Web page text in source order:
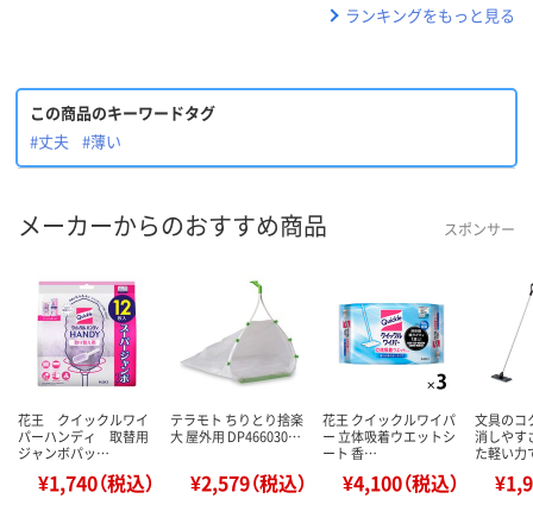
ランキングをもっと見る
この商品のキーワードタグ
#丈夫
#薄い
メーカーからのおすすめ商品 スポンサー
花王 クイックルワイ
パーハンディ 取替用
ジャンボパッ…
¥1,740（税込）
テラモト ちりとり捨楽
大 屋外用 DP466030…
¥2,579（税込）
花王 クイックルワイパ
ー 立体吸着ウエットシ
ート 香…
¥4,100（税込）
文具のコ
消しやす
た軽い